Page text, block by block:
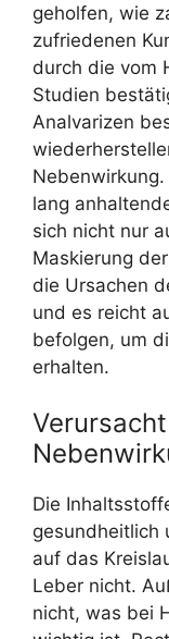
geholfen, wie
zufriedenen
durch die vom
Studien
Analvarizen
lang
sich nicht nur
Maskierung
die Ursachen
und es reicht
befolgen, um
erhalten.
Die
gesundheitlich
auf das
Leber nicht.
nicht, was bei